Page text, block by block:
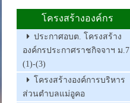
โครงสร้างองค์กร
ประกาศอบต. โครงสร้าง
องค์กรประกาศราชกิจจาฯ ม.7
(1)-(3)
โครงสร้างองค์การบริหาร
ส่วนตำบลแม่อูคอ